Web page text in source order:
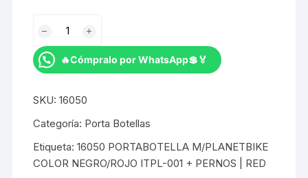
M/PLANETBIKE
COLOR
NEGRO/ROJO
001
+
|
RED
🔥Cómpralo por WhatsApp💲🏅
SKU:16050
Categoría: Porta Botellas
Etiqueta:16050 PORTABOTELLA M/PLANETBIKE
COLOR NEGRO/ROJO ITPL-001 + PERNOS | RED